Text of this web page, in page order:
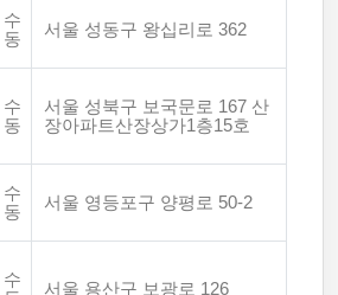
수
동
서울 성동구 왕십리로 362
수
동
서울 성북구 보국문로 167 산
장아파트산장상가1층15호
수
동
서울 영등포구 양평로 50-2
수
서울 용산구 보광로 126